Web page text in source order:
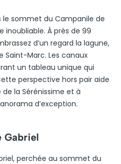
le sommet du Campanile de
À près de 99
d’un regard la lagune,
Saint-Marc. Les canaux
un tableau unique qui
perspective hors pair aide
la Sérénissime et à
d’exception.
Gabriel
perchée au sommet du